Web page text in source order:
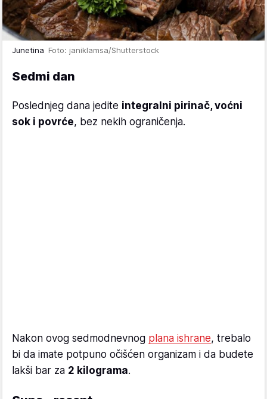
Junetina Foto: janiklamsa/Shutterstock
Sedmi dan
Poslednjeg dana jedite integralni pirinač, voćni
sok i povrće, bez nekih ograničenja.
Nakon ovog sedmodnevnog plana ishrane, trebalo
bi da imate potpuno očišćen organizam i da budete
lakši bar za 2 kilograma.